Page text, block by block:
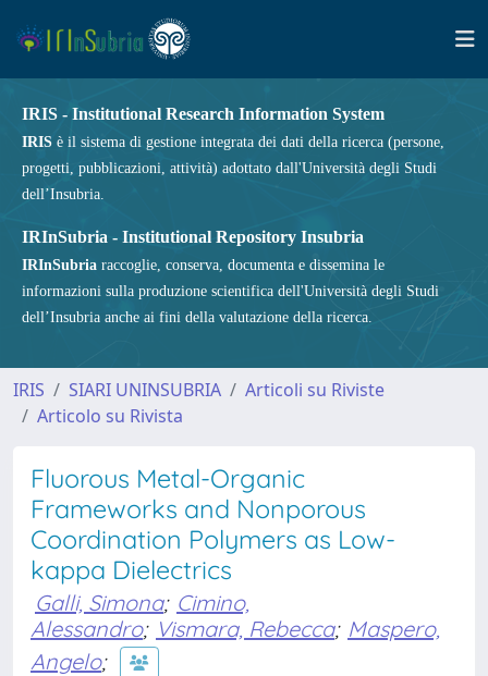
IRIS - Institutional Research Information System
IRIS è il sistema di gestione integrata dei dati della ricerca (persone,
progetti, pubblicazioni, attività) adottato dall'Università degli Studi
dell’Insubria.
IRInSubria - Institutional Repository Insubria
IRInSubria raccoglie, conserva, documenta e dissemina le
informazioni sulla produzione scientifica dell'Università degli Studi
dell’Insubria anche ai fini della valutazione della ricerca.
IRIS SIARI UNINSUBRIA
Articoli su Riviste
Articolo su Rivista
Fluorous Metal-Organic
Frameworks and Nonporous
Coordination Polymers as Low-
kappa Dielectrics
Galli, Simona; Cimino,
Alessandro; Vismara, Rebecca; Maspero,
Angelo;